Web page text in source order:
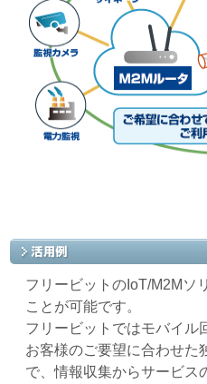
フリービットのIoT/M2Mソ
ことが可能です。
フリービットではモバイル
お客様のご要望に合わせた
で、情報収集からサービス